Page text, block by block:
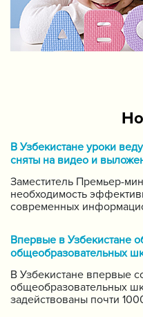
В Узбекистане уроки
сняты на видео и
Заместитель Премьер-
необходимость
современных
систему для размещения
самых ведущих учителей
Впервые в Узбекистане
общеобразовательных
В Узбекистане впервые
общеобразовательных
задействованы почти